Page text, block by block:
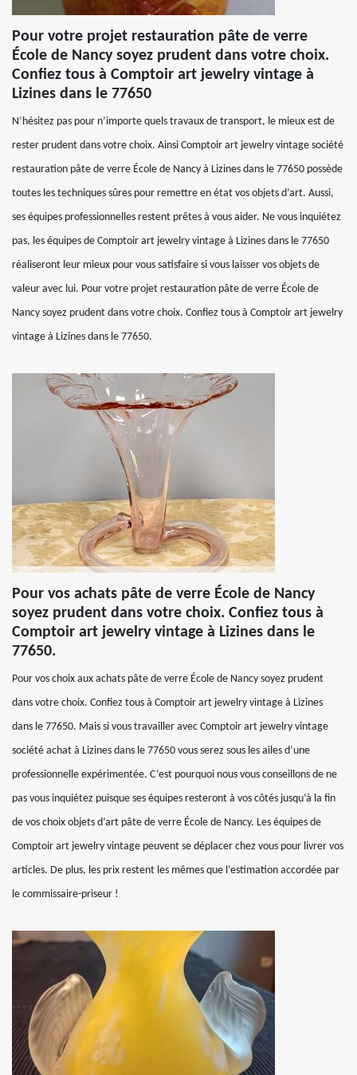
Pour votre projet restauration pâte de verre
École de Nancy soyez prudent dans votre choix.
Confiez tous à Comptoir art jewelry vintage à
Lizines dans le 77650
N’hésitez pas pour n’importe quels travaux de transport, le mieux est de
rester prudent dans votre choix. Ainsi Comptoir art jewelry vintage société
restauration pâte de verre École de Nancy à Lizines dans le 77650 possède
toutes les techniques sûres pour remettre en état vos objets d’art. Aussi,
ses équipes professionnelles restent prêtes à vous aider. Ne vous inquiétez
pas, les équipes de Comptoir art jewelry vintage à Lizines dans le 77650
réaliseront leur mieux pour vous satisfaire si vous laisser vos objets de
valeur avec lui. Pour votre projet restauration pâte de verre École de
Nancy soyez prudent dans votre choix. Confiez tous à Comptoir art jewelry
vintage à Lizines dans le 77650.
Pour vos achats pâte de verre École de Nancy
soyez prudent dans votre choix. Confiez tous à
Comptoir art jewelry vintage à Lizines dans le
77650.
Pour vos choix aux achats pâte de verre École de Nancy soyez prudent
dans votre choix. Confiez tous à Comptoir art jewelry vintage à Lizines
dans le 77650. Mais si vous travailler avec Comptoir art jewelry vintage
société achat à Lizines dans le 77650 vous serez sous les ailes d’une
professionnelle expérimentée. C’est pourquoi nous vous conseillons de ne
pas vous inquiétez puisque ses équipes resteront à vos côtés jusqu’à la fin
de vos choix objets d’art pâte de verre École de Nancy. Les équipes de
Comptoir art jewelry vintage peuvent se déplacer chez vous pour livrer vos
articles. De plus, les prix restent les mêmes que l’estimation accordée par
le commissaire-priseur !